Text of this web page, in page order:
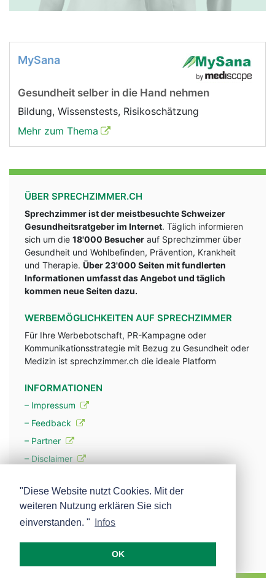
MySana
Gesundheit selber in die Hand nehmen
Bildung, Wissenstests, Risikoschätzung
Mehr zum Thema
ÜBER SPRECHZIMMER.CH
Sprechzimmer ist der meistbesuchte Schweizer
Gesundheitsratgeber im Internet. Täglich informieren
sich um die 18'000 Besucher auf Sprechzimmer über
Gesundheit und Wohlbefinden, Prävention, Krankheit
und Therapie. Über 23'000 Seiten mit fundlerten
Informationen umfasst das Angebot und täglich
kommen neue Seiten dazu.
WERBEMÖGLICHKEITEN AUF SPRECHZIMMER
Für Ihre Werbebotschaft, PR-Kampagne oder
Kommunikationsstrategie mit Bezug zu Gesundheit oder
Medizin ist sprechzimmer.ch die ideale Platform
INFORMATIONEN
– Impressum
– Feedback
– Partner
– Disclaimer
– Werbung
– Mehr über unsere Experten
"Diese Website nutzt Cookies. Mit der
weiteren Nutzung erklären Sie sich
einverstanden. "
Infos
OK